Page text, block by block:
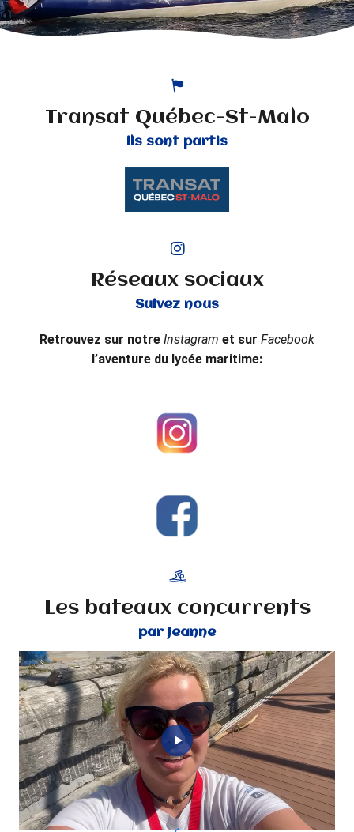
Transat Québec-St-Malo
ils sont partis
Réseaux sociaux
Suivez nous
Retrouvez sur notre Instagram et sur Facebook
l’aventure du lycée maritime:
Les bateaux concurrents
par Jeanne